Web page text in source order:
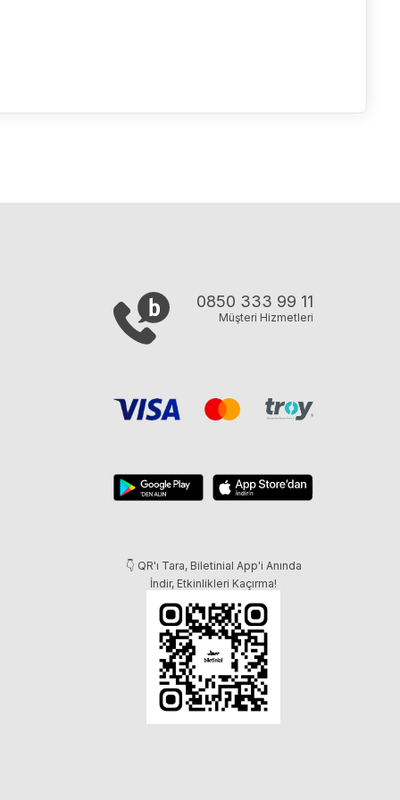
0850 333 99 11
Müşteri Hizmetleri
👇 QR'ı Tara, Biletinial App'i Anında
İndir, Etkinlikleri Kaçırma!